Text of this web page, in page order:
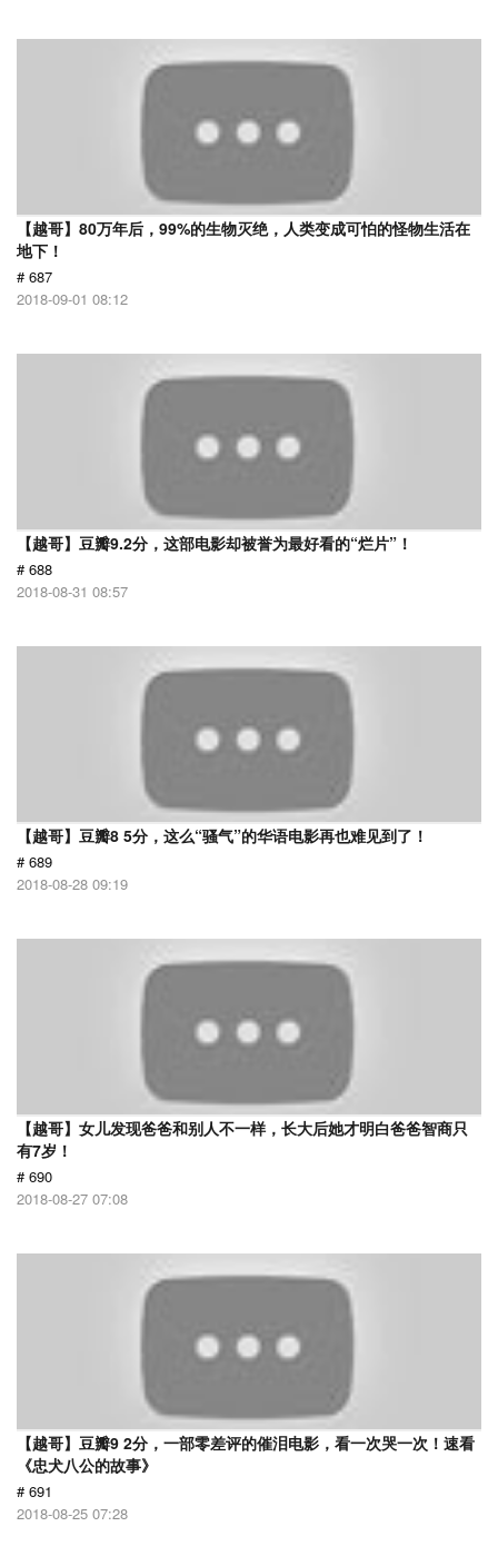
【越哥】80万年后，99%的生物灭绝，人类变成可怕的怪物生活在
地下！
# 687
2018-09-01 08:12
【越哥】豆瓣9.2分，这部电影却被誉为最好看的“烂片”！
# 688
2018-08-31 08:57
【越哥】豆瓣8 5分，这么“骚气”的华语电影再也难见到了！
# 689
2018-08-28 09:19
【越哥】女儿发现爸爸和别人不一样，长大后她才明白爸爸智商只
有7岁！
# 690
2018-08-27 07:08
【越哥】豆瓣9 2分，一部零差评的催泪电影，看一次哭一次！速看
《忠犬八公的故事》
# 691
2018-08-25 07:28